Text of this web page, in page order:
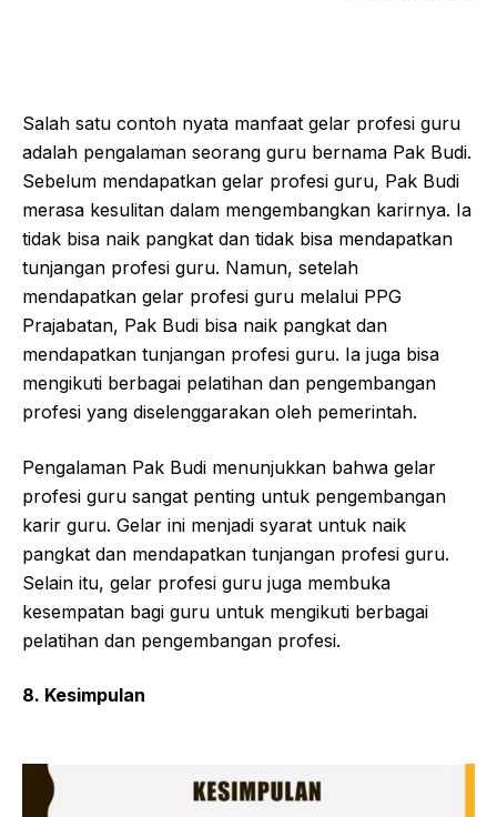
Salah satu contoh nyata manfaat gelar profesi guru
adalah pengalaman seorang guru bernama Pak Budi.
Sebelum mendapatkan gelar profesi guru, Pak Budi
merasa kesulitan dalam mengembangkan karirnya. Ia
tidak bisa naik pangkat dan tidak bisa mendapatkan
tunjangan profesi guru. Namun, setelah
mendapatkan gelar profesi guru melalui PPG
Prajabatan, Pak Budi bisa naik pangkat dan
mendapatkan tunjangan profesi guru. Ia juga bisa
mengikuti berbagai pelatihan dan pengembangan
profesi yang diselenggarakan oleh pemerintah.
Pengalaman Pak Budi menunjukkan bahwa gelar
profesi guru sangat penting untuk pengembangan
karir guru. Gelar ini menjadi syarat untuk naik
pangkat dan mendapatkan tunjangan profesi guru.
Selain itu, gelar profesi guru juga membuka
kesempatan bagi guru untuk mengikuti berbagai
pelatihan dan pengembangan profesi.
8. Kesimpulan